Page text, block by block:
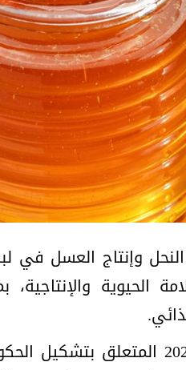
النحل وإنتاج العسل
والإنتاجية،